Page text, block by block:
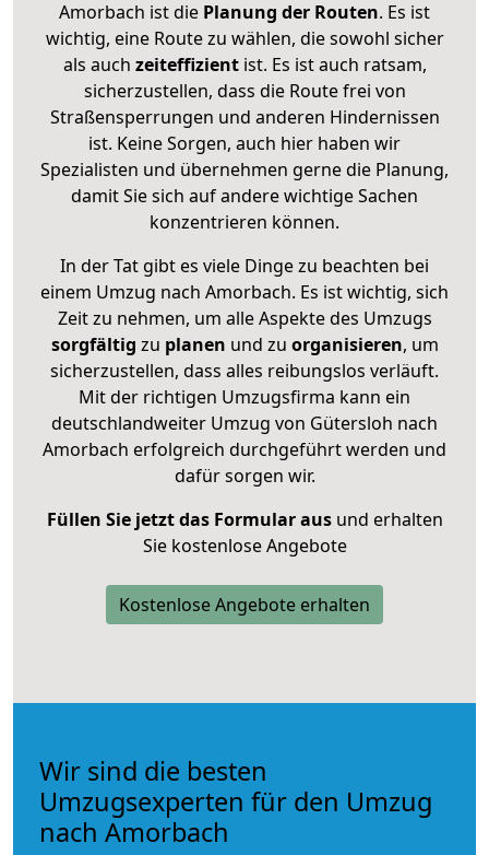
Amorbach ist die Planung der Routen. Es ist
wichtig, eine Route zu wählen, die sowohl sicher
als auch zeiteffizientist. Es ist auch ratsam,
sicherzustellen, dass die Route frei von
Straßensperrungen und anderen Hindernissen
ist. Keine Sorgen, auch hier haben wir
Spezialisten und übernehmen gerne die Planung,
damit Sie sich auf andere wichtige Sachen
konzentrieren können.
In der Tat gibt es viele Dinge zu beachten bei
einem Umzug nach Amorbach. Es ist wichtig, sich
Zeit zu nehmen, um alle Aspekte des Umzugs
sorgfältig zu planen und zu organisieren, um
sicherzustellen, dass alles reibungslos verläuft.
Mit der richtigen Umzugsfirma kann ein
deutschlandweiter Umzug von Gütersloh nach
Amorbach erfolgreich durchgeführt werden und
dafür sorgen wir.
Füllen Sie jetzt das Formular ausund erhalten
Sie kostenlose Angebote
Kostenlose Angebote erhalten
Wir sind die besten
Umzugsexperten für den Umzug
nach Amorbach